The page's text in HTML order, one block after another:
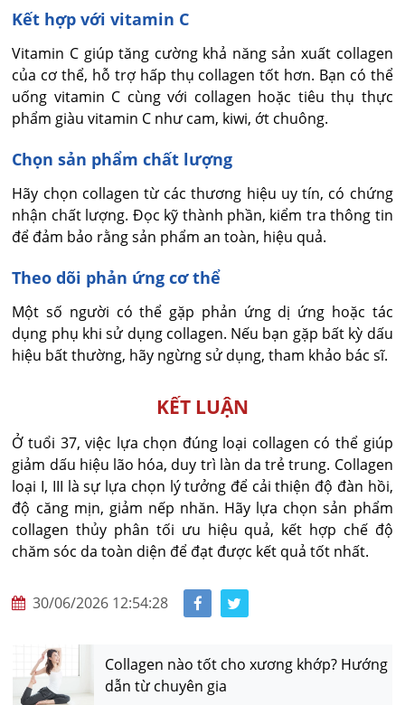
Kết hợp với vitamin C
Vitamin C giúp tăng cường khả năng sản xuất collagen
của cơ thể, hỗ trợ hấp thụ collagen tốt hơn. Bạn có thể
uống vitamin C cùng với collagen hoặc tiêu thụ thực
phẩm giàu vitamin C như cam, kiwi, ớt chuông.
Chọn sản phẩm chất lượng
Hãy chọn collagen từ các thương hiệu uy tín, có chứng
nhận chất lượng. Đọc kỹ thành phần, kiểm tra thông tin
để đảm bảo rằng sản phẩm an toàn, hiệu quả.
Theo dõi phản ứng cơ thể
Một số người có thể gặp phản ứng dị ứng hoặc tác
dụng phụ khi sử dụng collagen. Nếu bạn gặp bất kỳ dấu
hiệu bất thường, hãy ngừng sử dụng, tham khảo bác sĩ.
KẾT LUẬN
Ở tuổi 37, việc lựa chọn đúng loại collagen có thể giúp
giảm dấu hiệu lão hóa, duy trì làn da trẻ trung. Collagen
loại I, III là sự lựa chọn lý tưởng để cải thiện độ đàn hồi,
độ căng mịn, giảm nếp nhăn. Hãy lựa chọn sản phẩm
collagen thủy phân tối ưu hiệu quả, kết hợp chế độ
chăm sóc da toàn diện để đạt được kết quả tốt nhất.
30/06/2026 12:54:28
Collagen nào tốt cho xương khớp? Hướng
dẫn từ chuyên gia